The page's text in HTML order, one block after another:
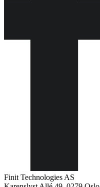
Finit Technologies AS